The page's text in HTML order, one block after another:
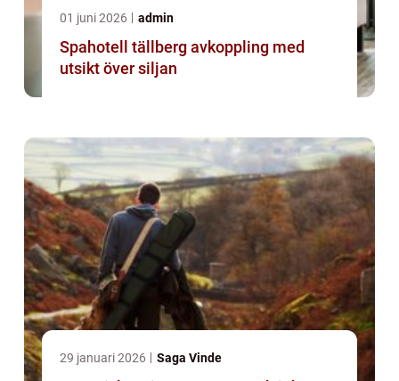
01 juni 2026 admin
Spahotell tällberg avkoppling med
utsikt över siljan
29 januari 2026 Saga Vinde